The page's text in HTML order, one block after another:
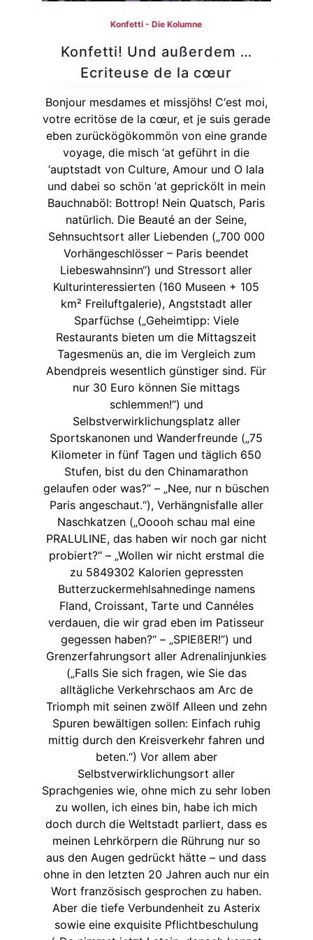
Konfetti - Die Kolumne
Konfetti! Und außerdem …
Ecriteuse de la cœur
Bonjour mesdames et missjöhs! C‘est moi,
votre ecritöse de la cœur, et je suis gerade
eben zurückögökommön von eine grande
voyage, die misch ‘at geführt in die
‘auptstadt von Culture, Amour und O lala
und dabei so schön ‘at geprickölt in mein
Bauchnaböl: Bottrop! Nein Quatsch, Paris
natürlich. Die Beauté an der Seine,
Sehnsuchtsort aller Liebenden („700 000
Vorhängeschlösser – Paris beendet
Liebeswahnsinn“) und Stressort aller
Kulturinteressierten (160 Museen + 105
km² Freiluftgalerie), Angststadt aller
Sparfüchse („Geheimtipp: Viele
Restaurants bieten um die Mittagszeit
Tagesmenüs an, die im Vergleich zum
Abendpreis wesentlich günstiger sind. Für
nur 30 Euro können Sie mittags
schlemmen!“) und
Selbstverwirklichungsplatz aller
Sportskanonen und Wanderfreunde („75
Kilometer in fünf Tagen und täglich 650
Stufen, bist du den Chinamarathon
gelaufen oder was?“ – „Nee, nur n büschen
Paris angeschaut.“), Verhängnisfalle aller
Naschkatzen („Ooooh schau mal eine
PRALULINE, das haben wir noch gar nicht
probiert?“ – „Wollen wir nicht erstmal die
zu 5849302 Kalorien gepressten
Butterzuckermehlsahnedinge namens
Fland, Croissant, Tarte und Cannéles
verdauen, die wir grad eben im Patisseur
gegessen haben?“ – „SPIEßER!“) und
Grenzerfahrungsort aller Adrenalinjunkies
(„Falls Sie sich fragen, wie Sie das
alltägliche Verkehrschaos am Arc de
Triomph mit seinen zwölf Alleen und zehn
Spuren bewältigen sollen: Einfach ruhig
mittig durch den Kreisverkehr fahren und
beten.“) Vor allem aber
Selbstverwirklichungsort aller
Sprachgenies wie, ohne mich zu sehr loben
zu wollen, ich eines bin, habe ich mich
doch durch die Weltstadt parliert, dass es
meinen Lehrkörpern die Rührung nur so
aus den Augen gedrückt hätte – und dass
ohne in den letzten 20 Jahren auch nur ein
Wort französisch gesprochen zu haben.
Aber die tiefe Verbundenheit zu Asterix
sowie eine exquisite Pflichtbeschulung